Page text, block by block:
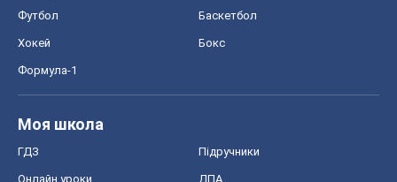
Футбол Баскетбол
Хокей Бокс
Формула-1
Моя школа
ГДЗ Підручники
Онлайн уроки ДПА